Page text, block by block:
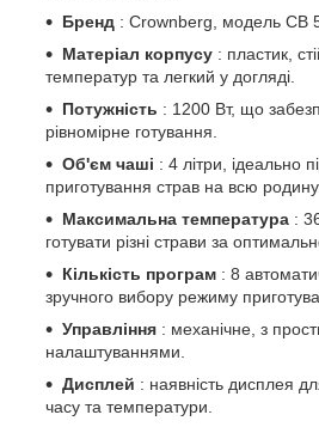
Бренд : Crownberg, модель CB
Матеріал корпусу : пластик,
температур та легкий у догляді.
Потужність : 1200 Вт, що
рівномірне готування.
Об'єм чаші : 4 літри, ідеально
приготування страв на всю родину.
Максимальна температура :
готувати різні страви за
Кількість програм : 8
зручного вибору режиму
Управління : механічне, з
налаштуваннями.
Дисплей : наявність дисплея
часу та температури.